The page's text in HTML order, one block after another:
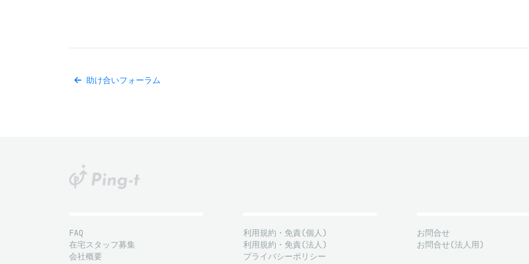
助け合いフォーラム
FAQ
在宅スタッフ募集
会社概要
利用規約・免責(個人)
利用規約・免責(法人)
プライバシーポリシー
お問合せ
お問合せ(法人用)